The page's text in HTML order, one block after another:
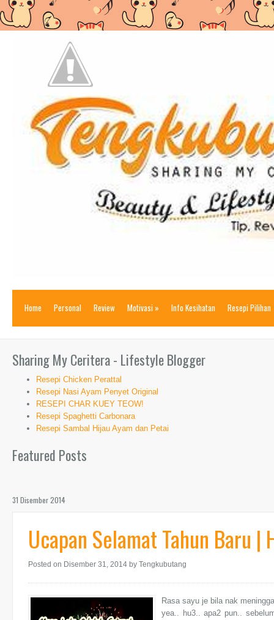
Home Personal Review Motivasi » Info Kesihatan Resepi Pilihan
Sharing My Ceritera - Lifestyle Blogger
Resepi Chicken Perattal
Resepi Nasi Ayam Penyet Original
RESEPI CHAR KUEY TEOW!
Resepi Spaghetti Carbonara
Resepi Sambal Hijau Ayam dan Petai
Featured Posts
31 Disember 2014
Ucapan Selamat Tahun Baru |
Posted on Disember 31, 2014 by Tengkubutang
Rasa sayu je bila nak
yea.. hu3.. apa2 pun..